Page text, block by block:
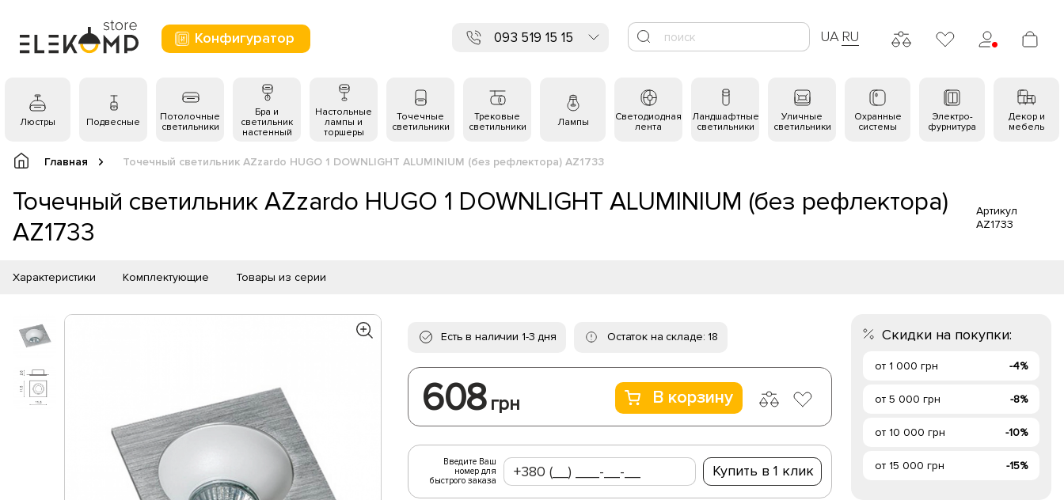
Конфигуратор 093 519 15 15 UA RU
Люстры Подвесные
Потолочные
светильники
Бра и
светильник
настенный
Настольные
лампы и
торшеры
Точечные
светильники
Трековые
светильники
Лампы
Светодиодная
лента
Ландшафтные
светильники
Уличные
светильники
Охранные
системы
Электро-
фурнитура
Декор и
мебель
Главная Точечный светильник AZzardo HUGO 1 DOWNLIGHT ALUMINIUM (без рефлектора) AZ1733
Точечный светильник AZzardo HUGO 1 DOWNLIGHT ALUMINIUM (без рефлектора)
AZ1733
Артикул
AZ1733
Характеристики Комплектующие Товары из серии
Есть в наличии 1-3 дня Остаток на складе: 18
608 грн В корзину
Введите Ваш
номер для
быстрого заказа
Купить в 1 клик
Скидки на покупки:
от 1 000 грн -4%
от 5 000 грн -8%
от 10 000 грн -10%
от 15 000 грн -15%